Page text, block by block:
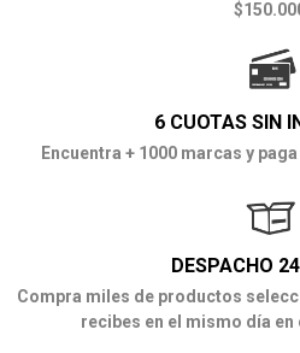
6 CUOTAS SIN
Encuentra + 1000 marcas y
DESPACHO
Compra miles de productos
recibes en el mismo día